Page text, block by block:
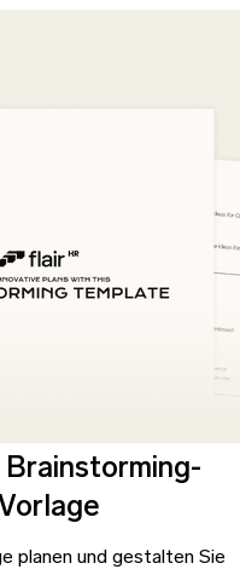
planen und gestalten Sie